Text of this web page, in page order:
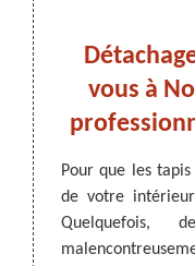
ARTISAN
CANNAGE -
du
un
vous à
Pour que les
de votre
Quelquefois,